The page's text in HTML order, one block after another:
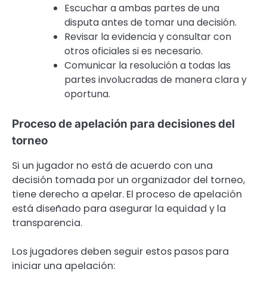
Escuchar a ambas partes de una
disputa antes de tomar una decisión.
Revisar la evidencia y consultar con
otros oficiales si es necesario.
Comunicar la resolución a todas las
partes involucradas de manera clara y
oportuna.
Proceso de apelación para decisiones del
torneo
Si un jugador no está de acuerdo con una
decisión tomada por un organizador del torneo,
tiene derecho a apelar. El proceso de apelación
está diseñado para asegurar la equidad y la
transparencia.
Los jugadores deben seguir estos pasos para
iniciar una apelación: